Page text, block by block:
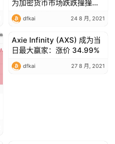
为加密货币市场跌跌撞撞：
分析
dfkai 24 8 月, 2021
Ethereum (ETH)
Axie Infinity (AXS) 成为当
日最大赢家：涨价 34.99%
dfkai 27 8 月, 2021